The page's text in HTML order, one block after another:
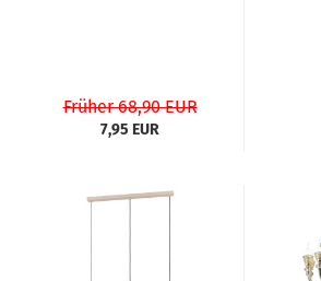
Früher 68,90 EUR
7,95 EUR